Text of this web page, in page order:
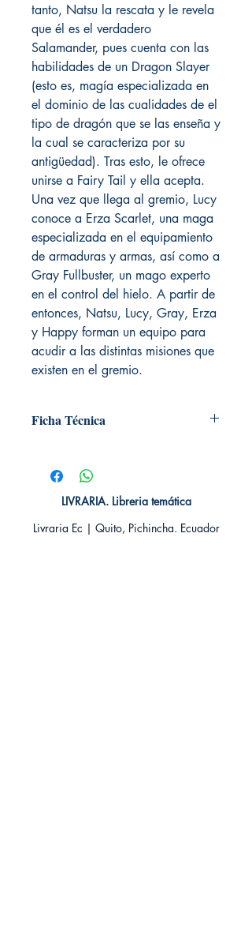
tanto, Natsu la rescata y le revela
que él es el verdadero
Salamander, pues cuenta con las
habilidades de un Dragon Slayer
(esto es, magía especializada en
el dominio de las cualidades de el
tipo de dragón que se las enseña y
la cual se caracteriza por su
antigüedad). Tras esto, le ofrece
unirse a Fairy Tail y ella acepta.
Una vez que llega al gremio, Lucy
conoce a Erza Scarlet, una maga
especializada en el equipamiento
de armaduras y armas, así como a
Gray Fullbuster, un mago experto
en el control del hielo. A partir de
entonces, Natsu, Lucy, Gray, Erza
y Happy forman un equipo para
acudir a las distintas misiones que
existen en el gremio.
Ficha Técnica
Editorial: NORMA
Idioma: Castellano
Encuadernación: Tapa blanda
Categoría: SHONEN MANGA
LIVRARIA. Libreria temática
Livraria Ec | Quito, Pichincha. Ecuador